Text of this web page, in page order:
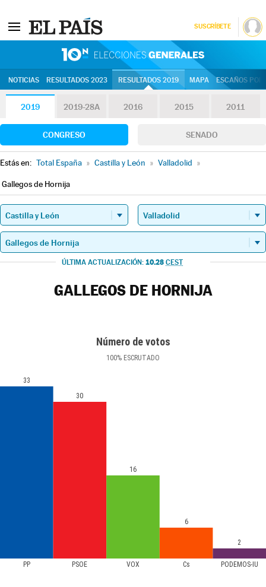
SUSCRÍBETE
NOTICIAS RESULTADOS 2023 RESULTADOS 2019 MAPA ESCAÑOS
2019 2019-28A 2016 2015 2011
CONGRESO SENADO
Estás en: Total España » Castilla y León » Valladolid »
Gallegos de Hornija
ÚLTIMA ACTUALIZACIÓN: 10.28 CEST
GALLEGOS DE HORNIJA
Número de votos
100% ESCRUTADO
PP PSOE VOX Cs PODEMOS-IU
33
30
16
6
2